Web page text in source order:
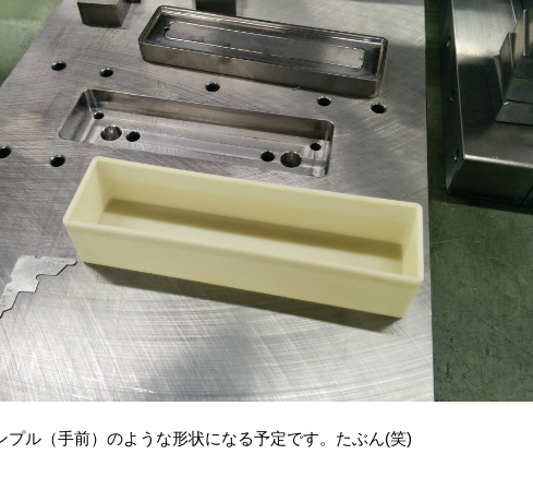
プル（手前）のような形状になる予定です。たぶん(笑)